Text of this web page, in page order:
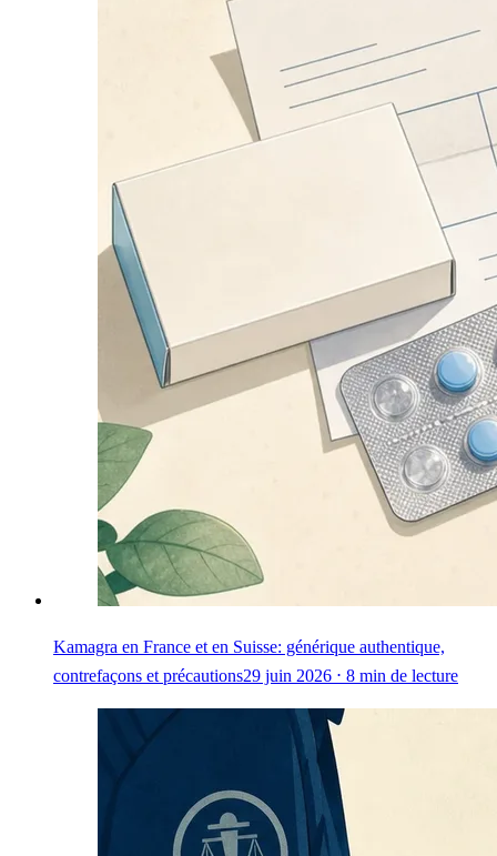
Kamagra en France et en Suisse: générique authentique,
contrefaçons et précautions29 juin 2026 ⋅ 8 min de lecture